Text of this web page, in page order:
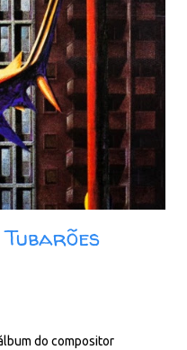
do compositor